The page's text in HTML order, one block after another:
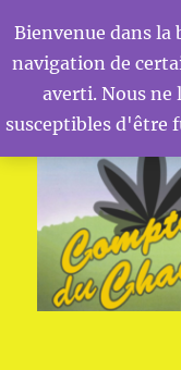
Comptoir
Bienvenue dans la
navigation de
averti. Nous ne
susceptibles d'être